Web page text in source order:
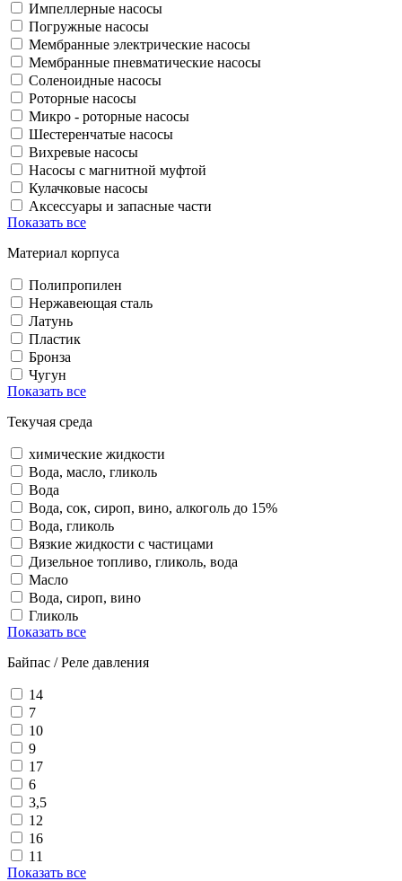
Импеллерные насосы
Погружные насосы
Мембранные электрические насосы
Мембранные пневматические насосы
Соленоидные насосы
Роторные насосы
Микро - роторные насосы
Шестеренчатые насосы
Вихревые насосы
Насосы с магнитной муфтой
Кулачковые насосы
Аксессуары и запасные части
Показать все
Материал корпуса
Полипропилен
Нержавеющая сталь
Латунь
Пластик
Бронза
Чугун
Показать все
Текучая среда
химические жидкости
Вода, масло, гликоль
Вода
Вода, сок, сироп, вино, алкоголь до 15%
Вода, гликоль
Вязкие жидкости с частицами
Дизельное топливо, гликоль, вода
Масло
Вода, сироп, вино
Гликоль
Показать все
Байпас / Реле давления
14
7
10
9
17
6
3,5
12
16
11
Показать все